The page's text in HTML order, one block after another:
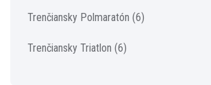
Trenčiansky Polmaratón (6)
Trenčiansky Triatlon (6)